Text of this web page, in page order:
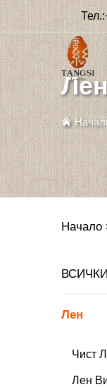
Тел.:
Начало
Лен
Чист
Лен